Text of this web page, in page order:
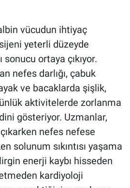
vücudun ihtiyaç
yeterli düzeyde
ortaya çıkıyor.
nefes darlığı, çabuk
ve bacaklarda şişlik,
aktivitelerde zorlanma
gösteriyor. Uzmanlar,
nefes nefese
solunum sıkıntısı yaşama
enerji kaybı hisseden
kardiyoloji